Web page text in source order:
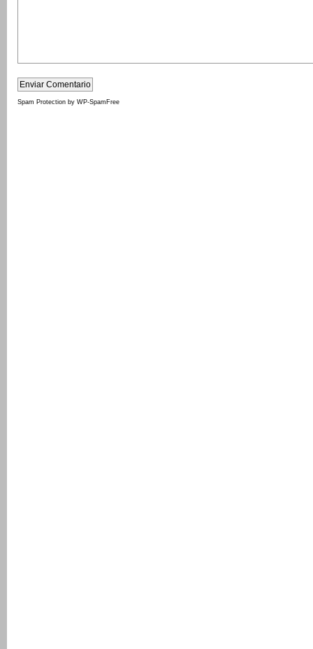
Spam Protection by WP-SpamFree